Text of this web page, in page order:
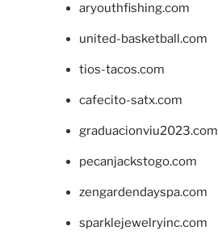
aryouthfishing.com
united-basketball.com
tios-tacos.com
cafecito-satx.com
graduacionviu2023.com
pecanjackstogo.com
zengardendayspa.com
sparklejewelryinc.com